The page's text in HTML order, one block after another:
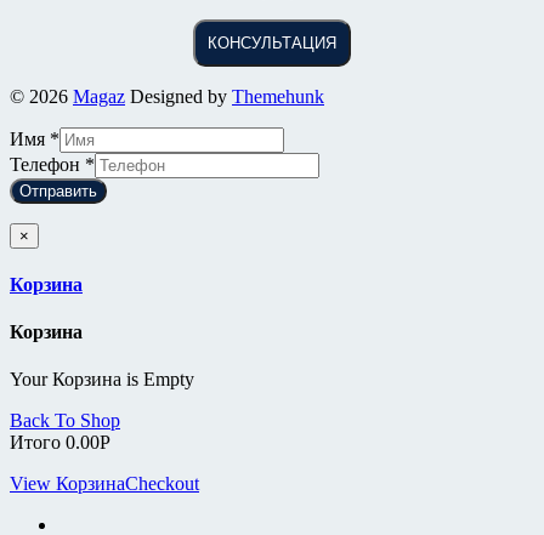
КОНСУЛЬТАЦИЯ
© 2026 Magaz Designed by Themehunk
Имя *
Телефон *
Отправить
×
Корзина
Корзина
Your Корзина is Empty
Back To Shop
Итого 0.00Р
View КорзинаCheckout